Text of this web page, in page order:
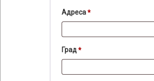
Адреса*
Град*